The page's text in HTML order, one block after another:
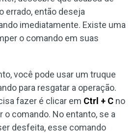
errado, então deseja
imediatamente. Existe uma
o comando em suas
você pode usar um truque
para resgatar a operação.
fazer é clicar em Ctrl + C no
o comando. No entanto, se a
desfeita, esse comando